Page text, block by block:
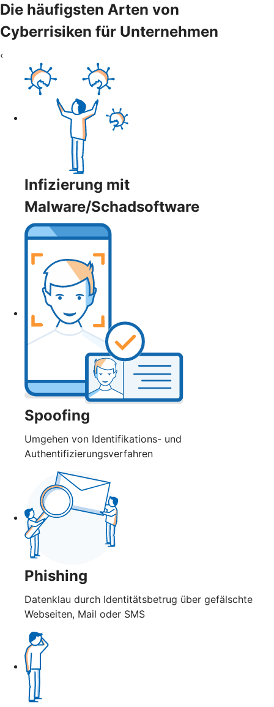
Die häufigsten Arten von
Cyberrisiken für Unternehmen
‹
Infizierung mit
Malware/Schadsoftware
Spoofing
Umgehen von Identifikations- und
Authentifizierungsverfahren
Phishing
Datenklau durch Identitätsbetrug über gefälschte
Webseiten, Mail oder SMS